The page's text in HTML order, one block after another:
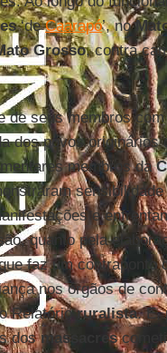
‘de Caarapó’, no
Grosso, contra
seus membros
dos povos originários
membros da
e
quanto pela
faz um contraponto
nos órgãos de
Relatórioruralista. E,
dosmassacres